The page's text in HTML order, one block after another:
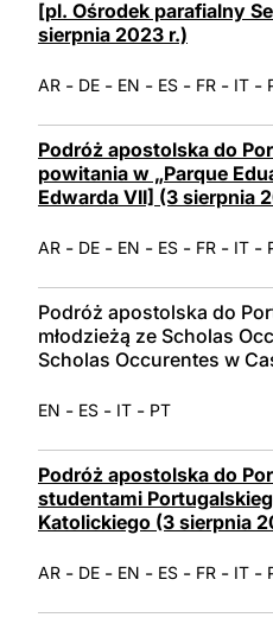
[pl. Ośrodek parafialny
sierpnia 2023 r.)
AR - DE - EN - ES - FR - IT -
Podróż apostolska do
powitania w „Parque
Edwarda VII] (3 sierpnia
AR - DE - EN - ES - FR - IT -
Podróż apostolska do
młodzieżą ze Scholas
Scholas Occurentes w
EN - ES - IT - PT
Podróż apostolska do
studentami
Katolickiego (3 sierpnia
AR - DE - EN - ES - FR - IT -